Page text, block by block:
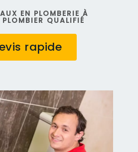
EN PLOMBERIE À
QUALIFIÉ
rapide